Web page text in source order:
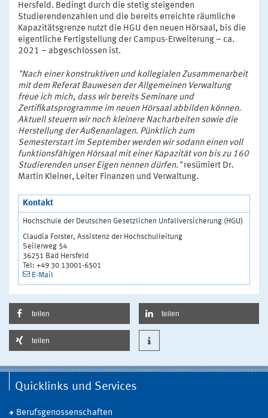
Hersfeld. Bedingt durch die stetig steigenden
Studierendenzahlen und die bereits erreichte räumliche
Kapazitätsgrenze nutzt die HGU den neuen Hörsaal, bis die
eigentliche Fertigstellung der Campus-Erweiterung – ca.
2021 – abgeschlossen ist.
"Nach einer konstruktiven und kollegialen Zusammenarbeit
mit dem Referat Bauwesen der Allgemeinen Verwaltung
freue ich mich, dass wir bereits Seminare und
Zertifikatsprogramme im neuen Hörsaal abbilden können.
Aktuell steuern wir noch kleinere Nacharbeiten sowie die
Herstellung der Außenanlagen. Pünktlich zum
Semesterstart im September werden wir sodann einen voll
funktionsfähigen Hörsaal mit einer Kapazität von bis zu 160
Studierenden unser Eigen nennen dürfen."resümiert Dr.
Martin Kleiner, Leiter Finanzen und Verwaltung.
Kontakt
Hochschule der Deutschen Gesetzlichen Unfallversicherung (HGU)
Claudia Forster, Assistenz der Hochschulleitung
Seilerweg 54
36251 Bad Hersfeld
Tel: +49 30 13001-6501
E-Mail
teilen teilen
teilen
Quicklinks und Services
Berufsgenossenschaften